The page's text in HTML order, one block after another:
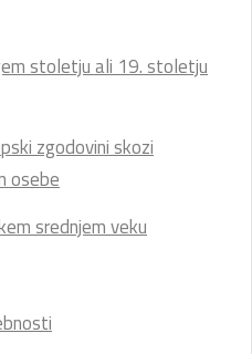
stoletju ali 19. stoletju
zgodovini skozi
osebe
srednjem veku